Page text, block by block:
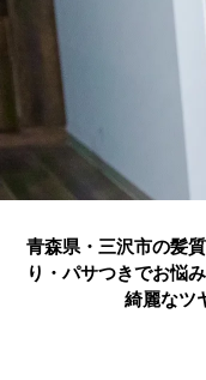
青森県・三沢市の髪
り・パサつきでお悩
綺麗なツ